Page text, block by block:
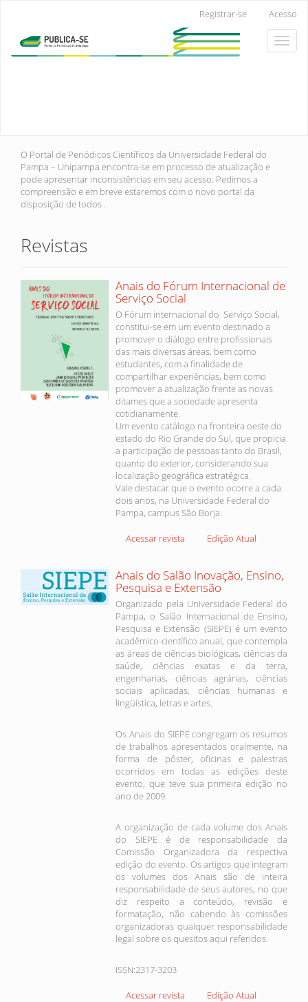
principal
Barra
Registrar-se Acesso
Toggle
O Portal de Periódicos Científicos da Universidade Federal do
Pampa – Unipampa encontra-se em processo de atualização e
pode apresentar inconsistências em seu acesso. Pedimos a
compreensão e em breve estaremos com o novo portal da
disposição de todos .
Revistas
Anais do Fórum Internacional de
Serviço Social
O Fórum internacional do Serviço Social,
constitui-se em um evento destinado a
promover o diálogo entre profissionais
das mais diversas áreas, bem como
estudantes, com a finalidade de
compartilhar experiências, bem como
promover a atualização frente as novas
ditames que a sociedade apresenta
cotidianamente.
Um evento catálogo na fronteira oeste do
estado do Rio Grande do Sul, que propicia
a participação de pessoas tanto do Brasil,
quanto do exterior, considerando sua
localização geográfica estratégica.
Vale destacar que o evento ocorre a cada
dois anos, na Universidade Federal do
Pampa, campus São Borja.
Acessar revista Edição Atual
Anais do Salão Inovação, Ensino,
Pesquisa e Extensão
Organizado pela Universidade Federal do
Pampa, o Salão Internacional de Ensino,
Pesquisa e Extensão (SIEPE) é um evento
acadêmico-científico anual, que contempla
as áreas de ciências biológicas, ciências da
saúde, ciências exatas e da terra,
engenharias, ciências agrárias, ciências
sociais aplicadas, ciências humanas e
lingüística, letras e artes.
Os Anais do SIEPE congregam os resumos
de trabalhos apresentados oralmente, na
forma de pôster, oficinas e palestras
ocorridos em todas as edições deste
evento, que teve sua primeira edição no
ano de 2009.
A organização de cada volume dos Anais
do SIEPE é de responsabilidade da
Comissão Organizadora da respectiva
edição do evento. Os artigos que integram
os volumes dos Anais são de inteira
responsabilidade de seus autores, no que
diz respeito a conteúdo, revisão e
formatação, não cabendo às comissões
organizadoras qualquer responsabilidade
legal sobre os quesitos aqui referidos.
ISSN:2317-3203
Acessar revista Edição Atual